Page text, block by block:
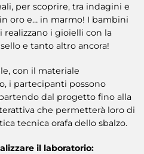
per scoprire, tra indagini e
oro e… in marmo! I bambini
i gioielli con la
e tanto altro ancora!
con il materiale
i partecipanti possono
dal progetto fino alla
che permetterà loro di
tecnica orafa dello sbalzo.
il laboratorio: